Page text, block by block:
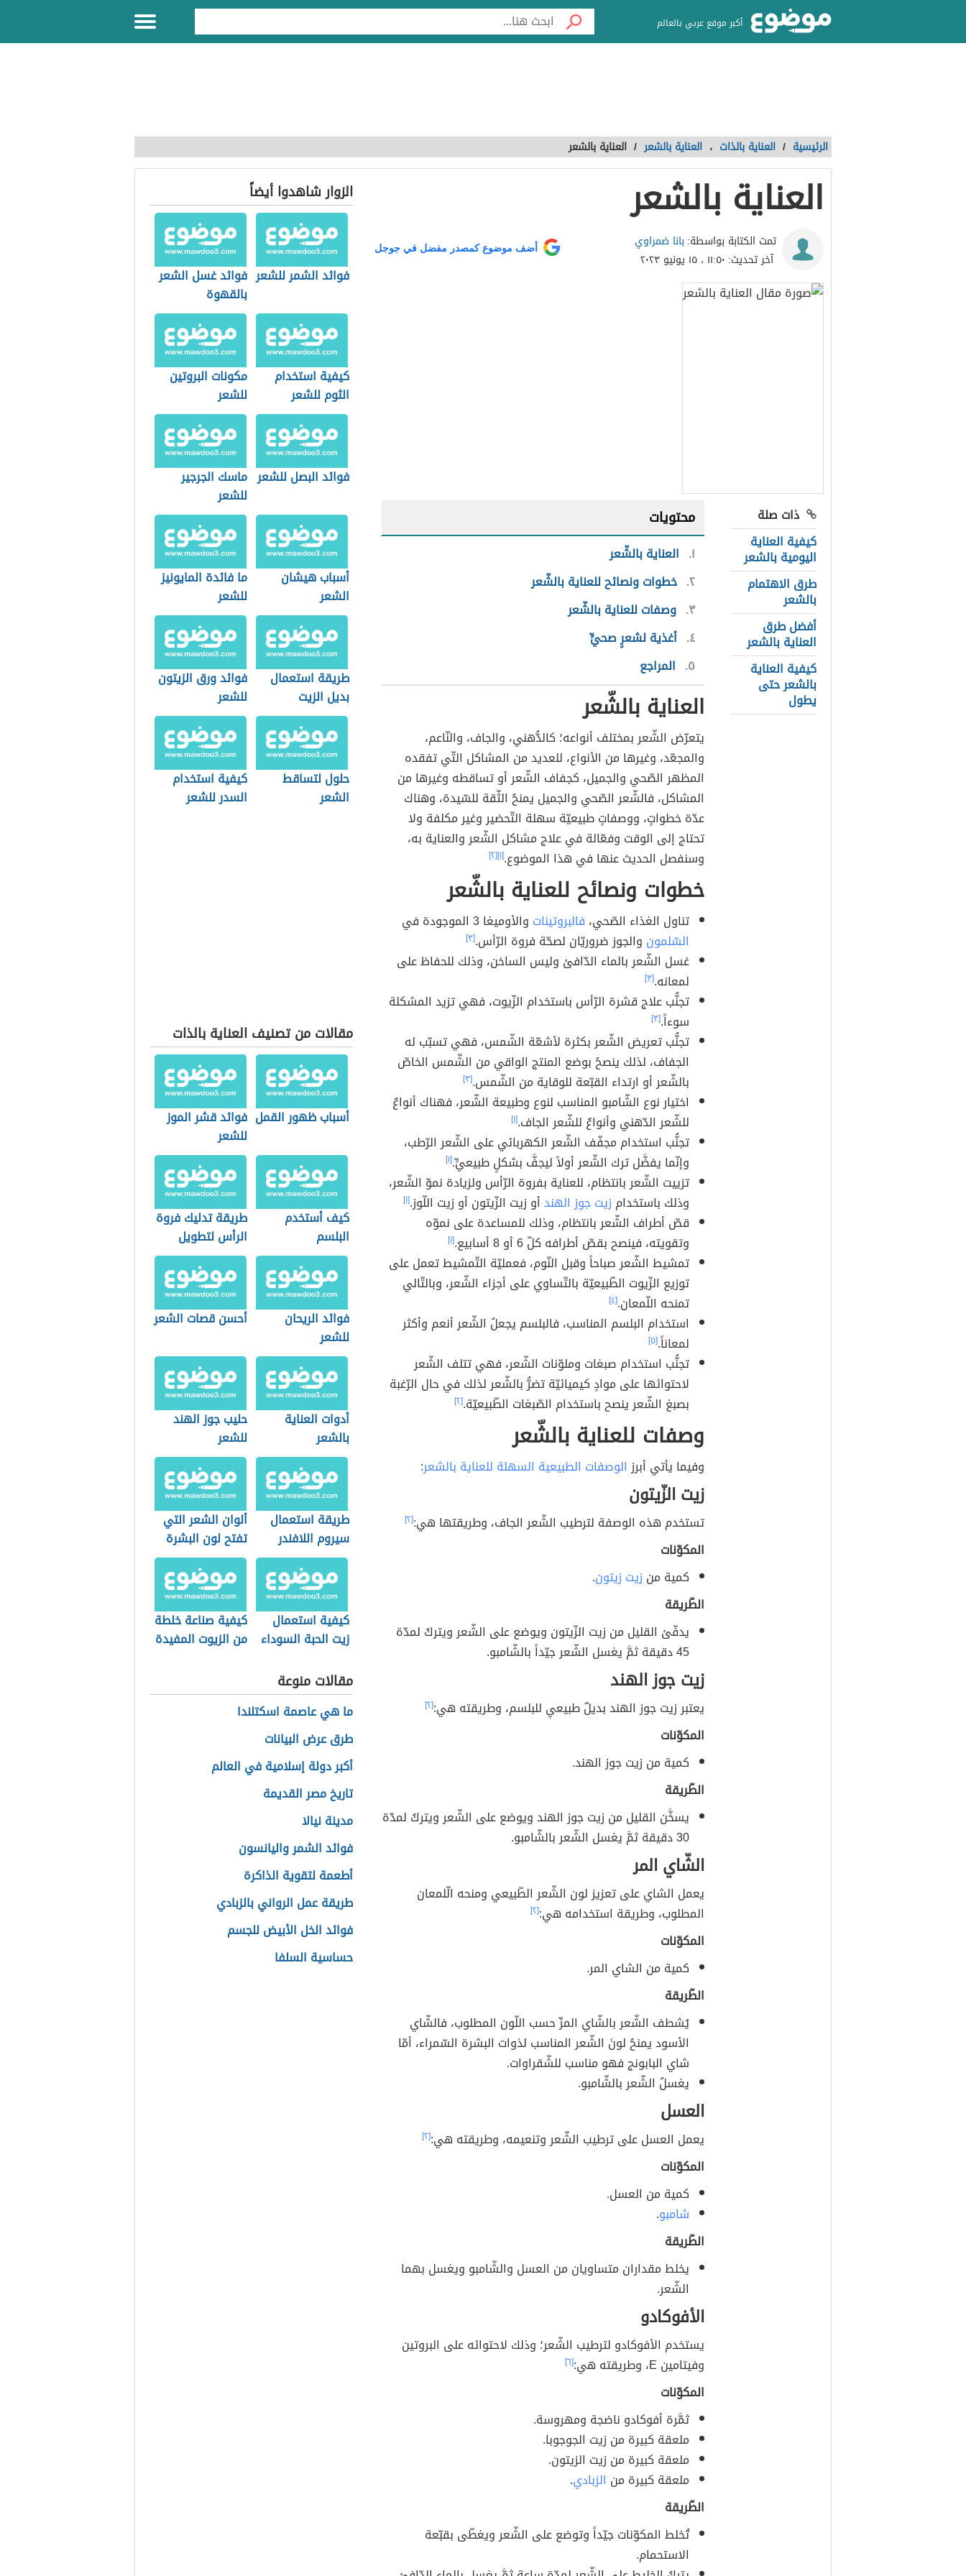
أكبر موقع عربي بالعالم
الرئيسية / العناية بالذات ، العناية بالشعر / العناية بالشعر
العناية بالشعر
تمت الكتابة بواسطة: بانا ضمراوي
آخر تحديث: ١١:٥٠ ، ١٥ يونيو ٢٠٢٣
أضف موضوع كمصدر مفضل في جوجل
ذات صلة
كيفية العناية
اليومية بالشعر
طرق الاهتمام
بالشعر
أفضل طرق
العناية بالشعر
كيفية العناية
بالشعر حتى
يطول
محتويات
١ العناية بالشّعر
٢ خطوات ونصائح للعناية بالشّعر
٣ وصفات للعناية بالشّعر
٤ أغذية لشعرٍ صحيٍّ
٥ المراجع
العناية بالشّعر
يتعرّض الشّعر بمختلف أنواعه؛ كالدُّهني، والجاف، والنّاعم،
والمجعّد، وغيرها من الأنواع، للعديد من المشاكل التّي تفقده
المظهر الصّحي والجميل، كجفاف الشّعر أو تساقطه وغيرها من
المشاكل، فالشّعر الصّحي والجميل يمنحُ الثّقة للسّيدة، وهناك
عدّة خطواتٍ، ووصفاتٍ طبيعيّة سهلة التّحضير وغير مكلفة ولا
تحتاج إلى الوقت وفعّالة في علاج مشاكل الشّعر والعناية به،
وسنفصل الحديث عنها في هذا الموضوع.[١] [٢]
خطوات ونصائح للعناية بالشّعر
تناول الغذاء الصّحي، فالبروتينات والأوميغا 3 الموجودة في
السّلمون والجوز ضروريّان لصحّة فروة الرّأس.[٣]
غسل الشّعر بالماء الدّافئ وليس الساخن، وذلك للحفاظ على
لمعانه.[٣]
تجنُّب علاج قشرة الرّأس باستخدام الزّيوت، فهي تزيد المشكلة
سوءاً.[٣]
تجنُّب تعريض الشّعر بكثرة لأشعّة الشّمس، فهي تسبّب له
الجفاف، لذلك ينصحُ بوضع المنتج الواقي من الشّمس الخاصّ
بالشّعر أو ارتداء القبّعة للوقاية من الشّمس.[٣]
اختيار نوع الشّامبو المناسب لنوع وطبيعة الشّعر، فهناك أنواعٌ
للشّعر الدّهني وأنواعٌ للشّعر الجاف.[١]
تجنُّب استخدام مجفّف الشّعر الكهربائي على الشّعر الرّطب،
وإنّما يفضَّل ترك الشّعر أولاً ليجفَّ بشكلٍ طبيعيٍّ.[١]
تزييت الشّعر بانتظام، للعناية بفروة الرّأس ولزيادة نموّ الشّعر،
وذلك باستخدام زيت جوز الهندأو زيت الزّيتون أو زيت اللّوز.[١]
قصّ أطراف الشّعر بانتظام، وذلك للمساعدة على نموّه
وتقويته، فينصح بقصّ أطرافه كلّ 6 أو 8 أسابيع.
[١]
تمشيط الشّعر صباحاً وقبل النّوم، فعمليّة التّمشيط تعمل على
توزيع الزّيوت الطّبيعيّة بالتّساوي على أجزاء الشّعر، وبالتّالي
تمنحه اللّمعان.[٤]
استخدام البلسم المناسب، فالبلسم يجعلُ الشّعر أنعم وأكثر
لمعاناً.[٥]
تجنُّب استخدام صبغات وملوّنات الشّعر، فهي تتلف الشّعر
لاحتوائها على موادٍ كيميائيّة تضرُّ بالشّعر لذلك في حال الرّغبة
بصبغ الشّعر ينصح باستخدام الصّبغات الطّبيعيّة.[٢]
وصفات للعناية بالشّعر
وفيما يأتي أبرزالوصفات الطبيعية السهلة للعناية بالشعر:
زيت الزّيتون
تستخدم هذه الوصفة لترطيب الشّعر الجاف، وطريقتها هي:[٢]
المكوّنات
كمية من زيت زيتون.
الطّريقة
يدفّئ القليل من زيت الزّيتون ويوضع على الشّعر ويتركُ لمدّة
45 دقيقة ثمَّ يغسل الشّعر جيّداً بالشّامبو.
زيت جوز الهند
يعتبر زيت جوز الهند بديلٌ طبيعيٍ للبلسم، وطريقته هي:[٢]
المكوّنات
كمية من زيت جوز الهند.
الطّريقة
يسخَّن القليل من زيت جوز الهند ويوضع على الشّعر ويتركُ لمدّة
30 دقيقة ثمَّ يغسل الشّعر بالشّامبو.
الشّاي المر
يعمل الشاي على تعزيز لون الشّعر الطّبيعي ومنحه الّلمعان
المطلوب، وطريقة استخدامه هي:[٢]
المكوّنات
كمية من الشاي المر.
الطّريقة
يُشطف الشّعر بالشّاي المرِّ حسب اللّون المطلوب، فالشّاي
الأسود يمنحُ لونَ الشّعر المناسب لذوات البشرة السّمراء، أمّا
شاي البابونج فهو مناسب للشّقراوات.
يغسلُ الشّعر بالشّامبو.
العسل
يعمل العسل على ترطيب الشّعر وتنعيمه، وطريقته هي:[٢]
المكوّنات
كمية من العسل.
شامبو.
الطّريقة
يخلط مقداران متساويان من العسل والشّامبو ويغسل بهما
الشّعر.
الأفوكادو
يستخدم الأفوكادو لترطيب الشّعر؛ وذلك لاحتوائه على البروتين
وفيتامين E، وطريقته هي:
[٦]
المكوّنات
ثمَّرة أفوكادو ناضجة ومهروسة.
ملعقة كبيرة من زيت الجوجوبا.
ملعقة كبيرة من زيت الزيتون.
ملعقة كبيرة من الزبادي.
الطّريقة
تُخلط المكوّنات جيّداً وتوضع على الشّعر ويغطّى بقبّعة
الاستحمام.
الزوار شاهدوا أيضاً
فوائد الشمر للشعر فوائد غسل الشعر
بالقهوة
كيفية استخدام
الثوم للشعر
مكونات البروتين
للشعر
فوائد البصل للشعر ماسك الجرجير
للشعر
أسباب هيشان
الشعر
ما فائدة المايونيز
للشعر
طريقة استعمال
بديل الزيت
فوائد ورق الزيتون
للشعر
حلول لتساقط
الشعر
كيفية استخدام
السدر للشعر
مقالات من تصنيف العناية بالذات
أسباب ظهور القمل فوائد قشر الموز
للشعر
كيف أستخدم
البلسم
طريقة تدليك فروة
الرأس لتطويل
الشعر
فوائد الريحان
للشعر
أحسن قصات الشعر
أدوات العناية
بالشعر
حليب جوز الهند
للشعر
طريقة استعمال
سيروم اللافندر
للشعر
ألوان الشعر التي
تفتح لون البشرة
كيفية استعمال
زيت الحبة السوداء
كيفية صناعة خلطة
من الزيوت المفيدة
مقالات منوعة
ما هي عاصمة اسكتلندا
طرق عرض البيانات
أكبر دولة إسلامية في العالم
تاريخ مصر القديمة
مدينة نيالا
فوائد الشمر واليانسون
أطعمة لتقوية الذاكرة
طريقة عمل الرواني بالزبادي
فوائد الخل الأبيض للجسم
حساسية السلفا